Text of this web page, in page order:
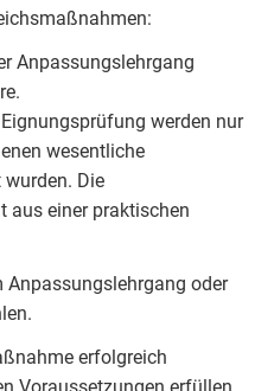
Anpassungslehrgang
werden nur
wesentliche
Die
aus einer praktischen
Anpassungslehrgang oder
erfolgreich